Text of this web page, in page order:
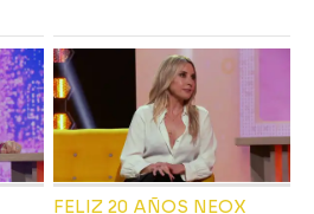
FELIZ 20 AÑOS NEOX